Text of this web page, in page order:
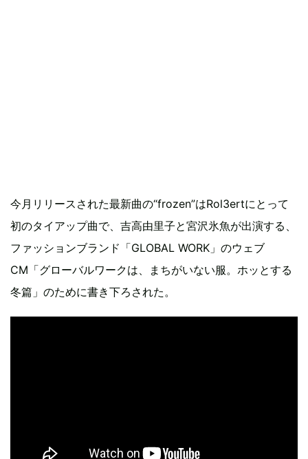
今月リリースされた最新曲の“frozen”はRol3ertにとって
初のタイアップ曲で、吉高由里子と宮沢氷魚が出演する、
ファッションブランド「GLOBAL WORK」のウェブ
CM「グローバルワークは、まちがいない服。ホッとする
冬篇」のために書き下ろされた。